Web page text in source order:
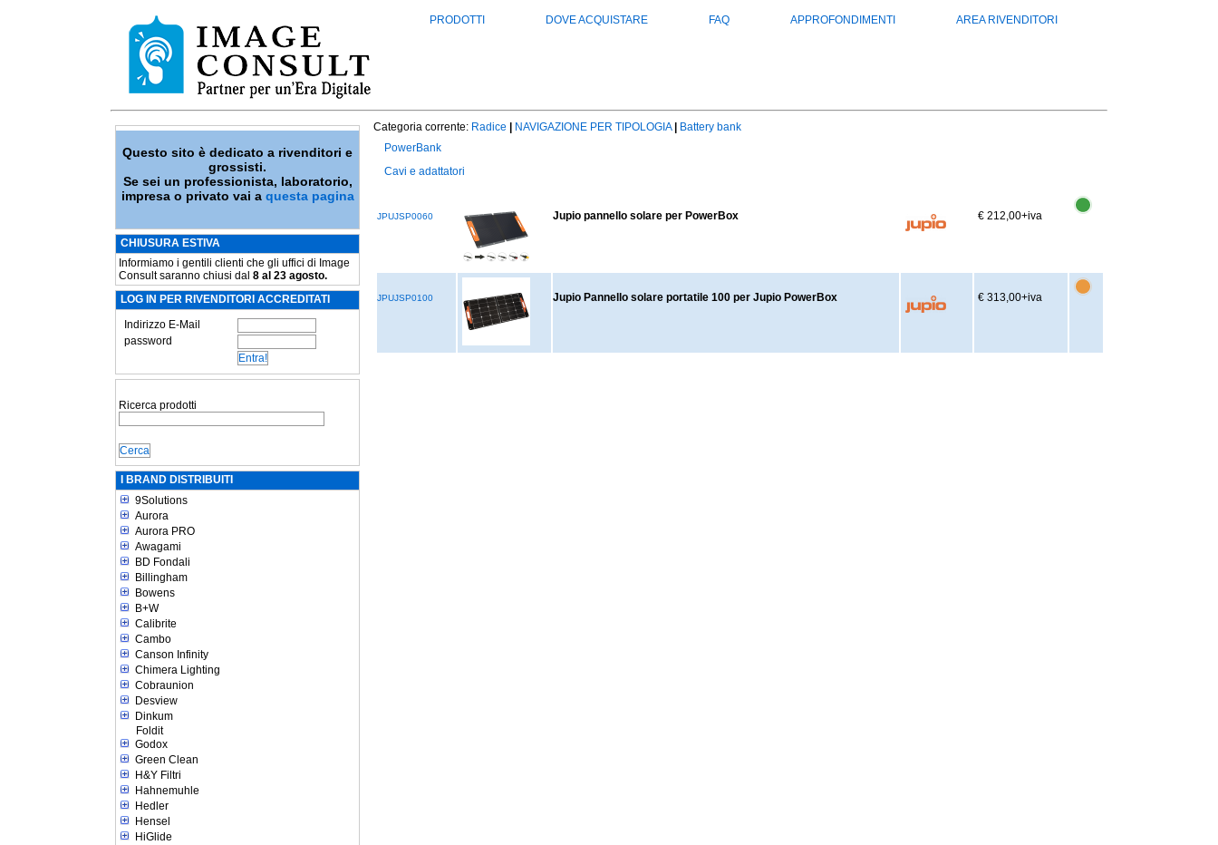
PRODOTTI DOVE ACQUISTARE FAQ APPROFONDIMENTI AREA RIVENDITORI
Questo sito è dedicato a rivenditori e
grossisti.
Se sei un professionista, laboratorio,
impresa o privato vai a questa pagina
CHIUSURA ESTIVA
Informiamo i gentili clienti che gli uffici di Image
Consult saranno chiusi dal 8 al 23 agosto.
LOG IN PER RIVENDITORI ACCREDITATI
Indirizzo E-Mail
password
Ricerca prodotti
I BRAND DISTRIBUITI
9Solutions
Aurora
Aurora PRO
Awagami
BD Fondali
Billingham
Bowens
B+W
Calibrite
Cambo
Canson Infinity
Chimera Lighting
Cobraunion
Desview
Dinkum
Foldit
Godox
Green Clean
H&Y Filtri
Hahnemuhle
Hedler
Hensel
HiGlide
Categoria corrente: Radice NAVIGAZIONE PER TIPOLOGIA
Battery bank
PowerBank
Cavi e adattatori
JPUJSP0060 Jupio pannello solare per PowerBox € 212,00+iva
JPUJSP0100 Jupio Pannello solare portatile 100 per Jupio PowerBox € 313,00+iva